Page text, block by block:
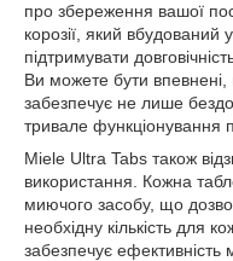
про збереження вашої
корозії, який вбудований
підтримувати
Ви можете бути
забезпечує не лише
тривале функціонування
Miele Ultra Tabs також
використання. Кожна
миючого засобу, що
необхідну кількість для
забезпечує